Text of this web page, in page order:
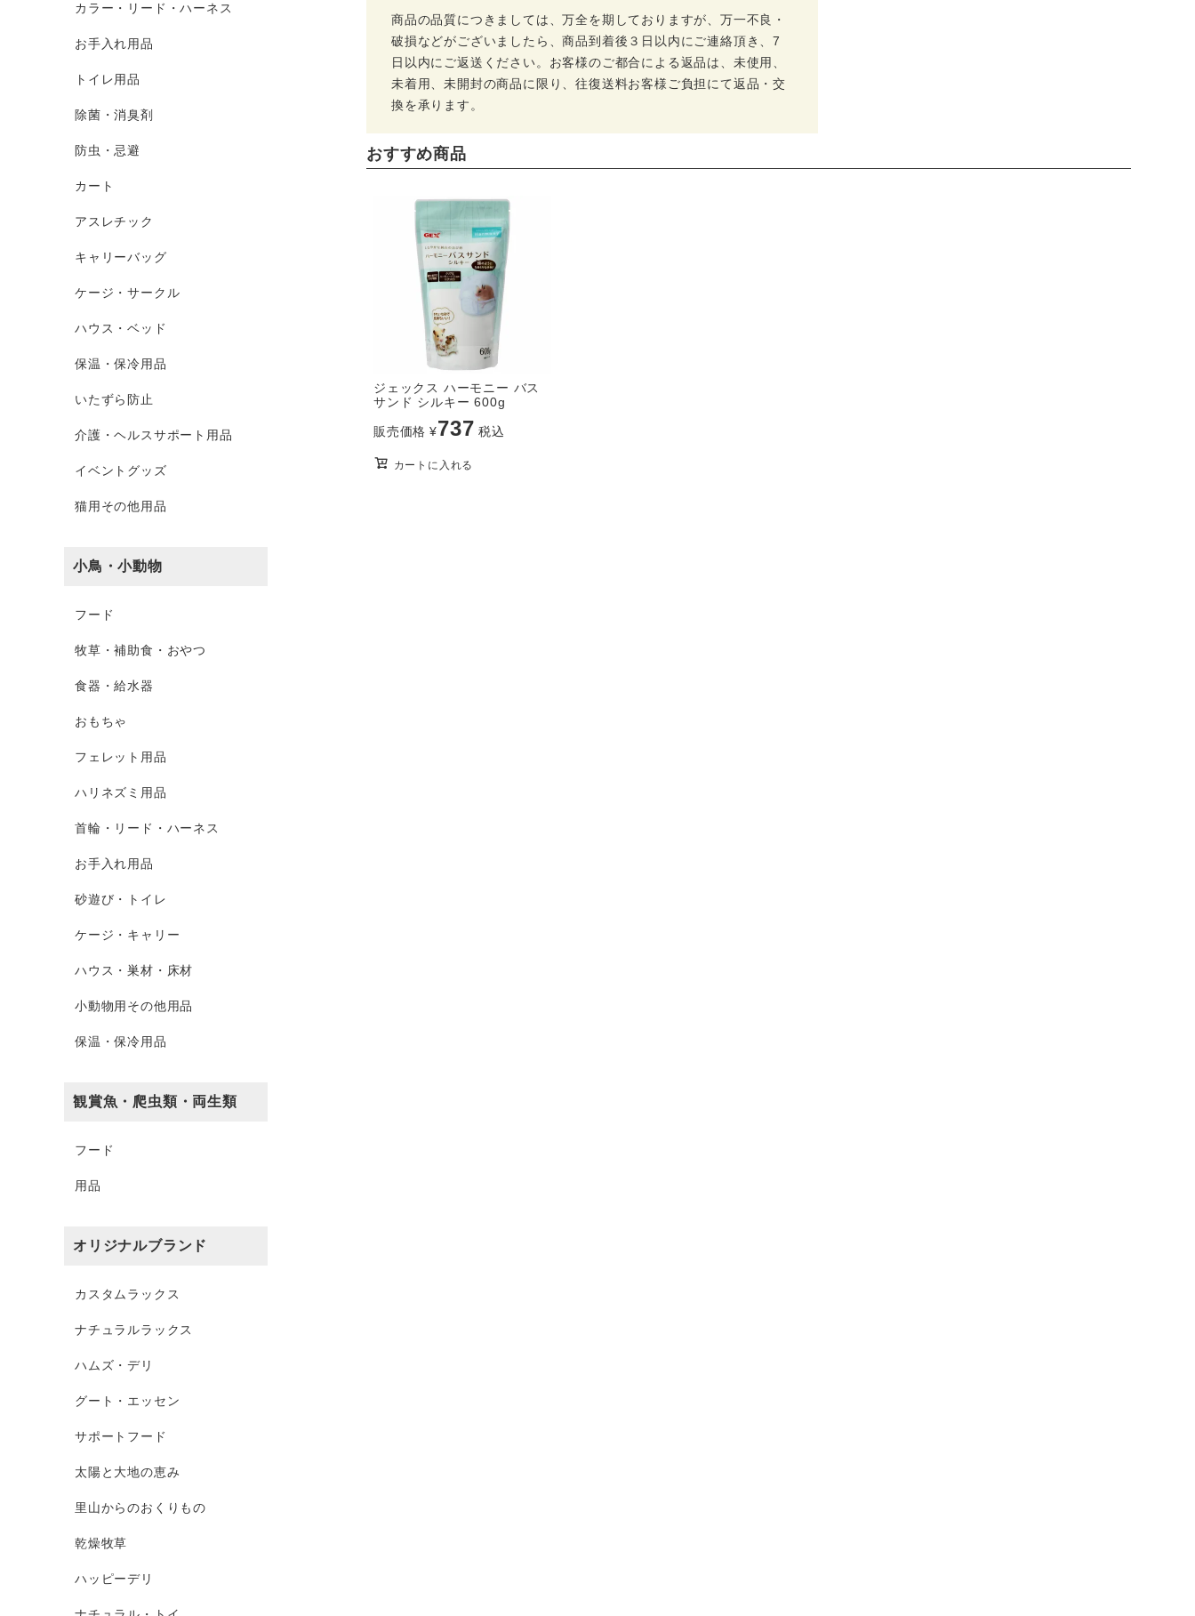
カラー・リード・ハーネス
お手入れ用品
トイレ用品
除菌・消臭剤
防虫・忌避
カート
アスレチック
キャリーバッグ
ケージ・サークル
ハウス・ベッド
保温・保冷用品
いたずら防止
介護・ヘルスサポート用品
イベントグッズ
猫用その他用品
小鳥・小動物
フード
牧草・補助食・おやつ
食器・給水器
おもちゃ
フェレット用品
ハリネズミ用品
首輪・リード・ハーネス
お手入れ用品
砂遊び・トイレ
ケージ・キャリー
ハウス・巣材・床材
小動物用その他用品
保温・保冷用品
観賞魚・爬虫類・両生類
フード
用品
オリジナルブランド
カスタムラックス
ナチュラルラックス
ハムズ・デリ
グート・エッセン
サポートフード
太陽と大地の恵み
里山からのおくりもの
乾燥牧草
ハッピーデリ
商品の品質につきましては、万全を期しておりますが、万一不良・
破損などがございましたら、商品到着後３日以内にご連絡頂き、7
日以内にご返送ください。お客様のご都合による返品は、未使用、
未着用、未開封の商品に限り、往復送料お客様ご負担にて返品・交
換を承ります。
おすすめ商品
ジェックス ハーモニー バス
サンド シルキー 600g
販売価格 ¥737 税込
カートに入れる